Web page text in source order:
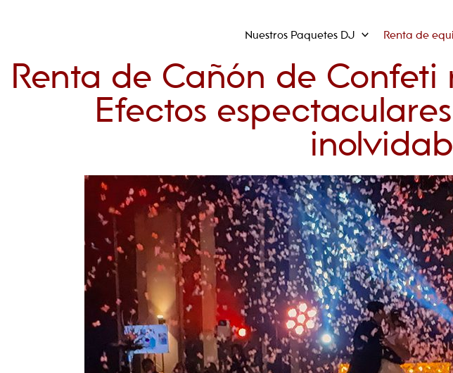
Nuestros Paquetes DJ Renta de
Renta de Cañón de
Efectos